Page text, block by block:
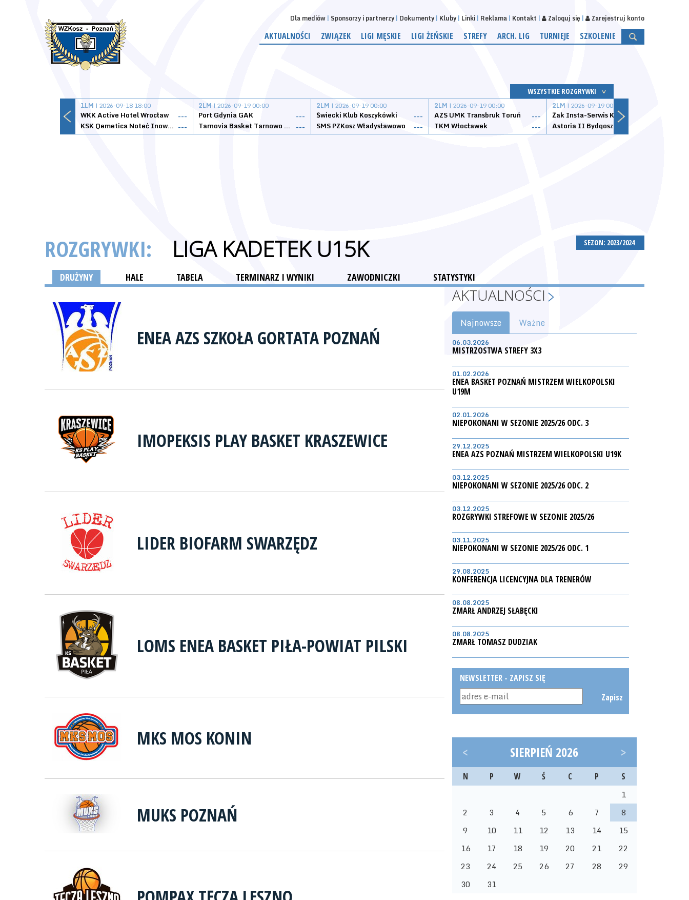
Dla mediów Sponsorzy i partnerzy Dokumenty Kluby Linki Reklama Kontakt Zaloguj się Zarejestruj konto
AKTUALNOŚCI ZWIĄZEK LIGI MĘSKIE LIGI ŻEŃSKIE STREFY ARCH. LIG TURNIEJE SZKOLENIE
WSZYSTKIE ROZGRYWKI
1LM | 2026-09-18 18:00
WKK Active Hotel Wrocław
---
KSK Qemetica Noteć Inowrocław ---
2LM | 2026-09-19 00:00
Port Gdynia GAK
---
Tarnovia Basket Tarnowo Podgórne ---
2LM | 2026-09-19 00:00
Świecki Klub Koszykówki
---
SMS PZKosz Władysławowo
---
2LM | 2026-09-19 00:00
AZS UMK Transbruk Toruń
---
TKM Włocławek
---
2LM | 2026-09-19 00:00
Żak Insta-Serwis Koszalin
Astoria II Bydgoszcz
SEZON: 2023/2024
ROZGRYWKI: LIGA KADETEK U15K
DRUŻYNY HALE TABELA TERMINARZ I WYNIKI ZAWODNICZKI STATYSTYKI
ENEA AZS SZKOŁA GORTATA POZNAŃ
IMOPEKSIS PLAY BASKET KRASZEWICE
LIDER BIOFARM SWARZĘDZ
LOMS ENEA BASKET PIŁA-POWIAT PILSKI
MKS MOS KONIN
MUKS POZNAŃ
AKTUALNOŚCI
Najnowsze Ważne
06.03.2026
MISTRZOSTWA STREFY 3X3
01.02.2026
ENEA BASKET POZNAŃ MISTRZEM WIELKOPOLSKI
U19M
02.01.2026
NIEPOKONANI W SEZONIE 2025/26 ODC. 3
29.12.2025
ENEA AZS POZNAŃ MISTRZEM WIELKOPOLSKI U19K
03.12.2025
NIEPOKONANI W SEZONIE 2025/26 ODC. 2
03.12.2025
ROZGRYWKI STREFOWE W SEZONIE 2025/26
03.11.2025
NIEPOKONANI W SEZONIE 2025/26 ODC. 1
29.08.2025
KONFERENCJA LICENCYJNA DLA TRENERÓW
08.08.2025
ZMARŁ ANDRZEJ SŁABĘCKI
08.08.2025
ZMARŁ TOMASZ DUDZIAK
NEWSLETTER - ZAPISZ SIĘ
Zapisz
< SIERPIEŃ 2026 >
N P W Ś C P S
1
2
3 4 5 6 7
8
9
10 11 12 13 14
15
16
17 18 19 20 21
22
23
24 25 26 27 28
29
30
31